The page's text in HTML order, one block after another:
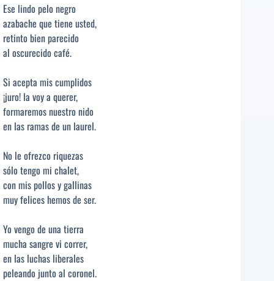
Ese lindo pelo negro
azabache que tiene usted,
retinto bien parecido
al oscurecido café.
Si acepta mis cumplidos
¡juro! la voy a querer,
formaremos nuestro nido
en las ramas de un laurel.
No le ofrezco riquezas
sólo tengo mi chalet,
con mis pollos y gallinas
muy felices hemos de ser.
Yo vengo de una tierra
mucha sangre vi correr,
en las luchas liberales
peleando junto al coronel.